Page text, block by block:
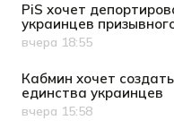
PiS хочет
украинцев
Дата публикации
вчера 18:55
Кабмин хочет
единства украинцев
Дата публикации
вчера 15:58